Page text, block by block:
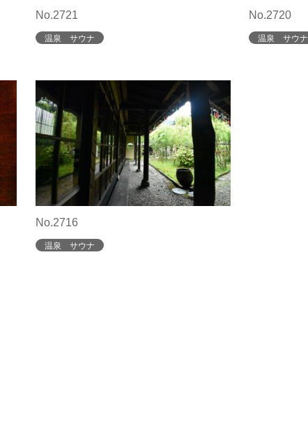
No.2721
温泉 サウナ
No.2720
温泉 サウナ
No.2716
温泉 サウナ